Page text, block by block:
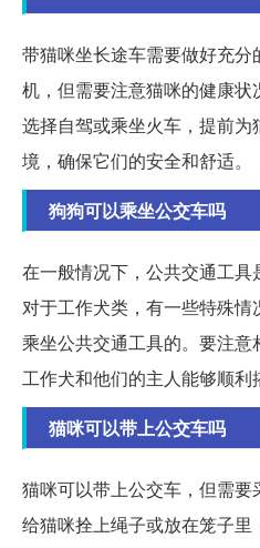
带猫咪坐长途车需要做好充
机，但需要注意猫咪的健康
选择自驾或乘坐火车，提前
境，确保它们的安全和舒适。
狗狗可以乘坐公交车吗
在一般情况下，公共交通工
对于工作犬类，有一些特殊
乘坐公共交通工具的。要注
工作犬和他们的主人能够顺利
猫咪可以带上公交车吗
猫咪可以带上公交车，但需
给猫咪拴上绳子或放在笼子